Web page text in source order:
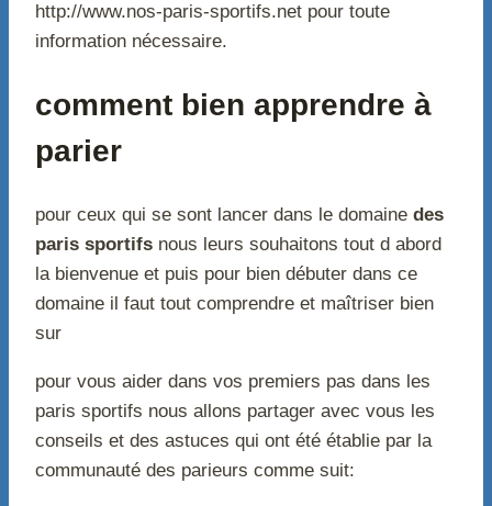
http://www.nos-paris-sportifs.net pour toute
information nécessaire.
comment bien apprendre à
parier
pour ceux qui se sont lancer dans le domaine des
paris sportifs nous leurs souhaitons tout d abord
la bienvenue et puis pour bien débuter dans ce
domaine il faut tout comprendre et maîtriser bien
sur
pour vous aider dans vos premiers pas dans les
paris sportifs nous allons partager avec vous les
conseils et des astuces qui ont été établie par la
communauté des parieurs comme suit: